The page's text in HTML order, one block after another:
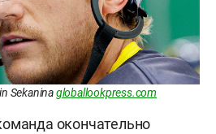
Sekaninagloballookpress.com
окончательно